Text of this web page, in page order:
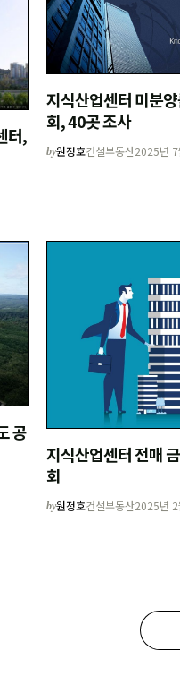
터,
지식산업센터 미분
회, 40곳 조사
by원정호건설부동산2025년
공
지식산업센터 전매
회
by원정호건설부동산2025년 2